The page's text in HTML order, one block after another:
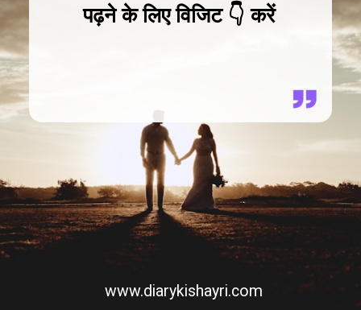
पढ़ने के लिए विजिट 👇 करें
www.diarykishayri.com